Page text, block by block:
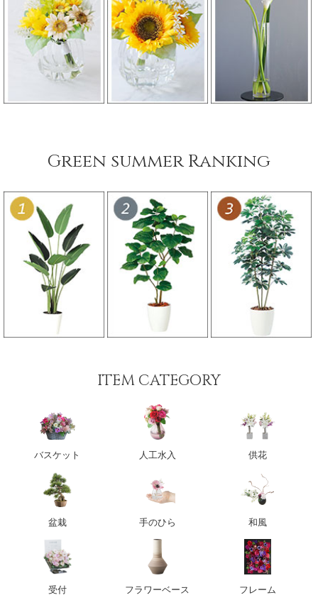
Green summer Ranking
ITEM CATEGORY
バスケット 人工水入 供花
盆栽 手のひら 和風
受付 フラワーベース フレーム